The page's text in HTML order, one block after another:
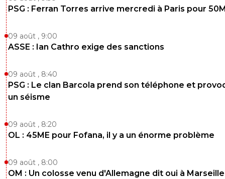
PSG : Ferran Torres arrive mercredi à Paris pour
09 août , 9:00
ASSE : Ian Cathro exige des sanctions
09 août , 8:40
PSG : Le clan Barcola prend son téléphone et
un séisme
09 août , 8:20
OL : 45ME pour Fofana, il y a un énorme problème
09 août , 8:00
OM : Un colosse venu d'Allemagne dit oui à Marseille